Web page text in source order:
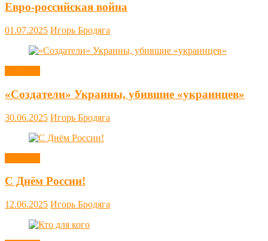
Евро-российская война
01.07.2025 Игорь Бродяга
«Создатели» Украины, убившие «украинцев»
30.06.2025 Игорь Бродяга
С Днём России!
12.06.2025 Игорь Бродяга